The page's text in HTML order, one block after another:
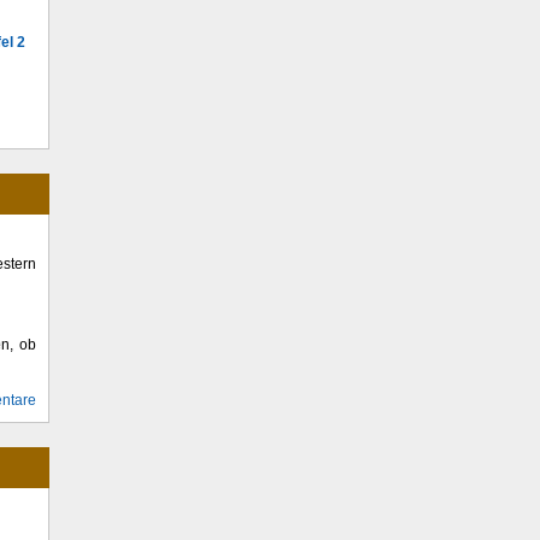
2
ob